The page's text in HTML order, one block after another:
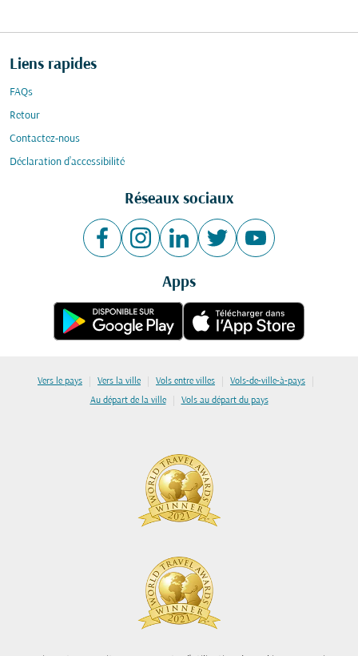
Liens rapides
FAQs
Retour
Contactez-nous
Déclaration d’accessibilité
Réseaux sociaux
Apps
Vers le pays | Vers la ville | Vols entre villes | Vols-de-ville-à-pays |
Au départ de la ville | Vols au départ du pays